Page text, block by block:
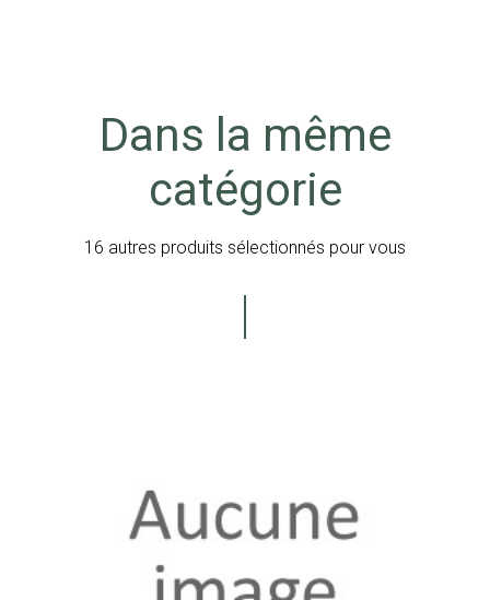
Dans la même
catégorie
16 autres produits sélectionnés pour vous